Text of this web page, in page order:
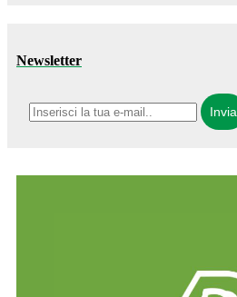
Newsletter